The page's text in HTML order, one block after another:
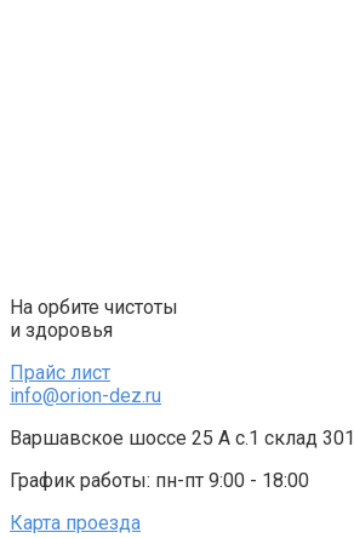
На орбите чистоты
и здоровья
Прайс лист
info@orion-dez.ru
Варшавское шоссе 25 А с.1 склад 301
График работы: пн-пт 9:00 - 18:00
Карта проезда